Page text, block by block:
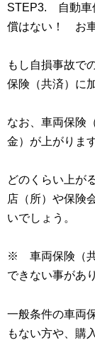
STEP3. 自動車
償はない！ お車
もし自損事故で
保険（共済）に
なお、車両保険
金）が上がります
どのくらい上が
店（所）や保険
いでしょう。
※ 車両保険（共
できない事があ
一般条件の車両
もない方や、購